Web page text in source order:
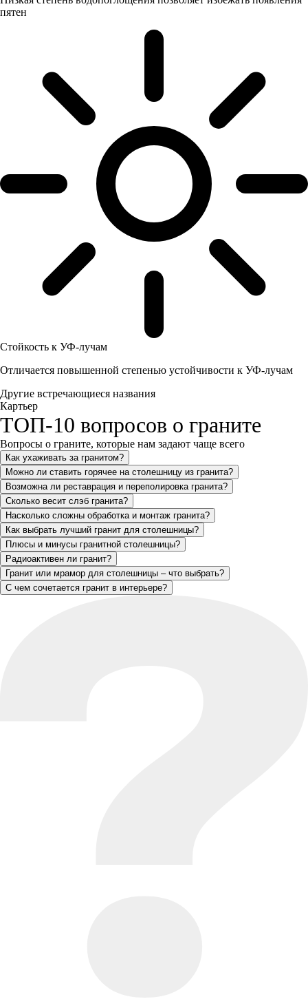
пятен
Стойкость к УФ-лучам
Отличается повышенной степенью устойчивости к УФ-лучам
Другие встречающиеся названия
Картьер
ТОП-10 вопросов о граните
Вопросы о граните, которые нам задают чаще всего
Как ухаживать за гранитом?
Можно ли ставить горячее на столешницу из гранита?
Возможна ли реставрация и переполировка гранита?
Сколько весит слэб гранита?
Насколько сложны обработка и монтаж гранита?
Как выбрать лучший гранит для столешницы?
Плюсы и минусы гранитной столешницы?
Радиоактивен ли гранит?
Гранит или мрамор для столешницы – что выбрать?
С чем сочетается гранит в интерьере?